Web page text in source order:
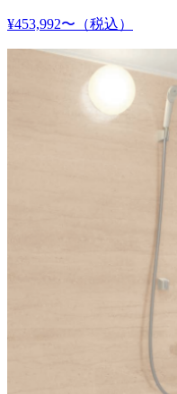
¥453,992〜 （税込）